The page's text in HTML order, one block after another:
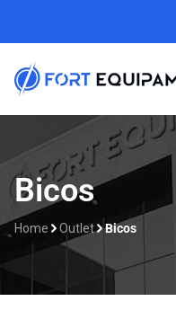
Bicos
Home Outlet Bicos